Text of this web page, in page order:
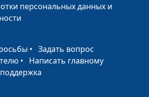
сопровождение)
(музыкальное
сопровождение)
персональных данных и
• Задать вопрос
• Написать главному